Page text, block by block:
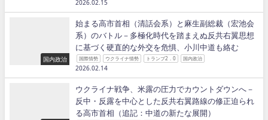
2026.02.15
国内政治
始まる高市首相（清話会系）と麻生副総裁（宏池会
系）のバトル－多極化時代を踏まえぬ反共右翼思想
に基づく硬直的な外交を危惧、小川中道も絡む
国際情勢 ウクライナ情勢 トランプ2．0 国内政治
2026.02.14
ウクライナ戦争、米露の圧力でカウントダウンへ－
反中・反露を中心とした反共右翼路線の修正迫られ
る高市首相（追記：中道の新たな展開）